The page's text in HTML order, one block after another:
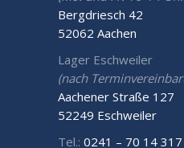
Bergdriesch 42
52062 Aachen
Lager Eschweiler
(nach
Aachener Straße 127
52249 Eschweiler
Tel.: 0241 – 70 14 317